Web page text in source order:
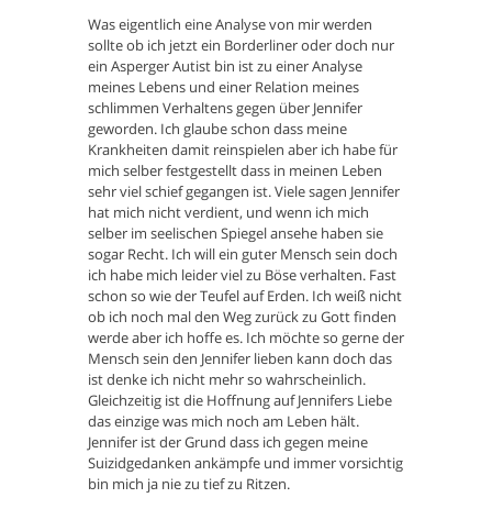
Was eigentlich eine Analyse von mir werden
sollte ob ich jetzt ein Borderliner oder doch nur
ein Asperger Autist bin ist zu einer Analyse
meines Lebens und einer Relation meines
schlimmen Verhaltens gegen über Jennifer
geworden. Ich glaube schon dass meine
Krankheiten damit reinspielen aber ich habe für
mich selber festgestellt dass in meinen Leben
sehr viel schief gegangen ist. Viele sagen Jennifer
hat mich nicht verdient, und wenn ich mich
selber im seelischen Spiegel ansehe haben sie
sogar Recht. Ich will ein guter Mensch sein doch
ich habe mich leider viel zu Böse verhalten. Fast
schon so wie der Teufel auf Erden. Ich weiß nicht
ob ich noch mal den Weg zurück zu Gott finden
werde aber ich hoffe es. Ich möchte so gerne der
Mensch sein den Jennifer lieben kann doch das
ist denke ich nicht mehr so wahrscheinlich.
Gleichzeitig ist die Hoffnung auf Jennifers Liebe
das einzige was mich noch am Leben hält.
Jennifer ist der Grund dass ich gegen meine
Suizidgedanken ankämpfe und immer vorsichtig
bin mich ja nie zu tief zu Ritzen.